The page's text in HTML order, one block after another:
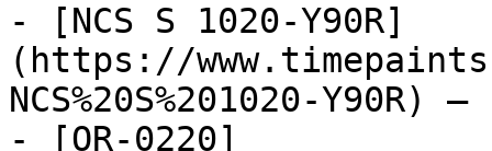
- [NCS S 1020-Y90R]
(https://
NCS%20S%201020-Y90R)
- [OR-0220]